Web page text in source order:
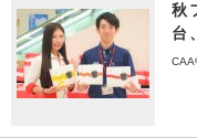
秋
台
CAA